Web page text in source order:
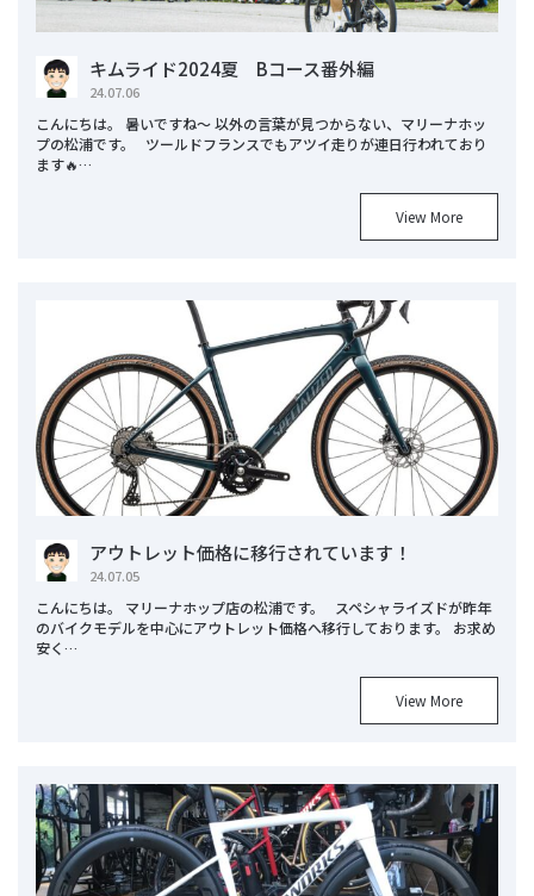
キムライド2024夏 Bコース番外編
24.07.06
こんにちは。 暑いですね～ 以外の言葉が見つからない、マリーナホッ
プの松浦です。 ツールドフランスでもアツイ走りが連日行われており
ます🔥…
View More
アウトレット価格に移行されています！
24.07.05
こんにちは。 マリーナホップ店の松浦です。 スペシャライズドが昨年
のバイクモデルを中心にアウトレット価格へ移行しております。 お求め
安く…
View More